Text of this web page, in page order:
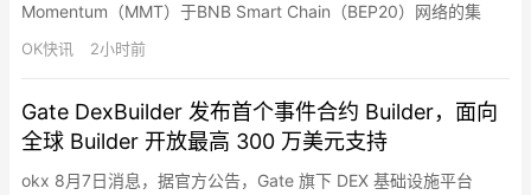
Momentum（MMT）于BNB Smart Chain（BEP20）网络的集
成，并开放充值、提现业务。
OK快讯 2小时前
Gate DexBuilder 发布首个事件合约 Builder，面向
全球 Builder 开放最高 300 万美元支持
okx 8月7日消息，据官方公告，Gate 旗下 DEX 基础设施平台